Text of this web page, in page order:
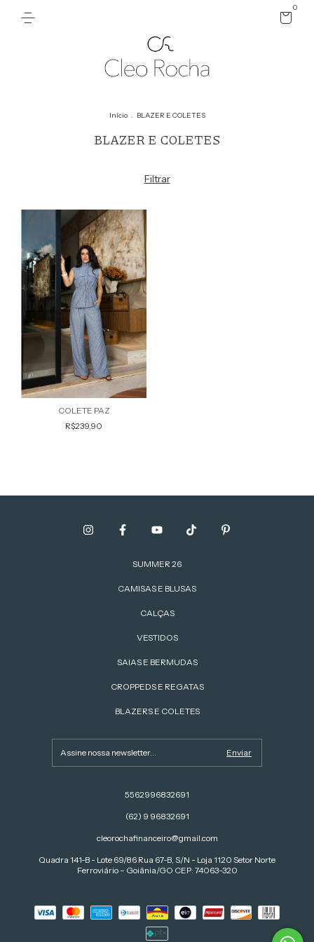
0
Início . BLAZER E COLETES
BLAZER E COLETES
Filtrar
COLETE PAZ
R$239,90
SUMMER 26
CAMISAS E BLUSAS
CALÇAS
VESTIDOS
SAIAS E BERMUDAS
CROPPEDS E REGATAS
BLAZERS E COLETES
5562996832691
(62) 9 96832691
cleorochafinanceiro@gmail.com
Quadra 141-B - Lote 69/86 Rua 67-B, S/N - Loja 1120 Setor Norte
Ferroviário – Goiânia/GO CEP: 74063-320